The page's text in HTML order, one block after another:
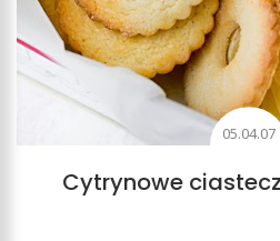
05.04.07
Cytrynowe